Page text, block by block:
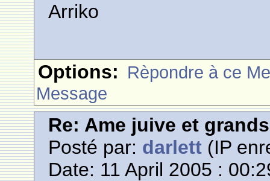
Arriko
Options: Rèpondre à ce
Message
Re: Ame juive et
Posté par: darlett (IP
Date: 11 April 2005 :